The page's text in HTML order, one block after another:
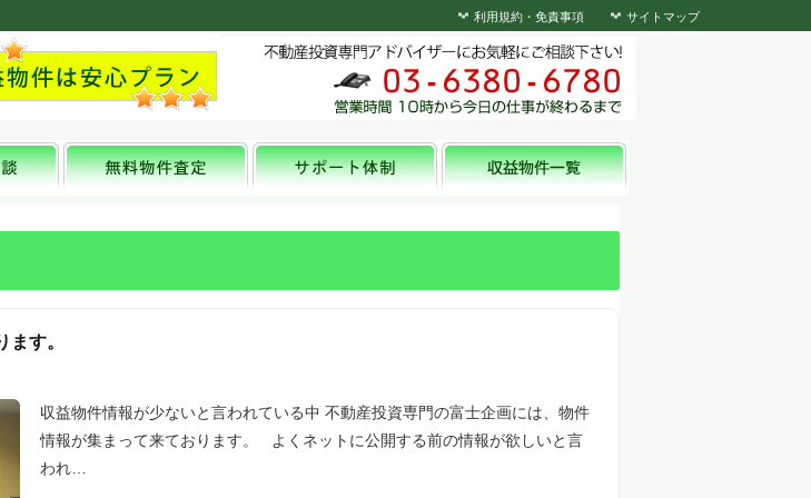
利用規約・免責事項 サイトマップ
す。
収益物件情報が少ないと言われている中 不動産投資専門の富士企画には、物件
情報が集まって来ております。 よくネットに公開する前の情報が欲しいと言
われ…